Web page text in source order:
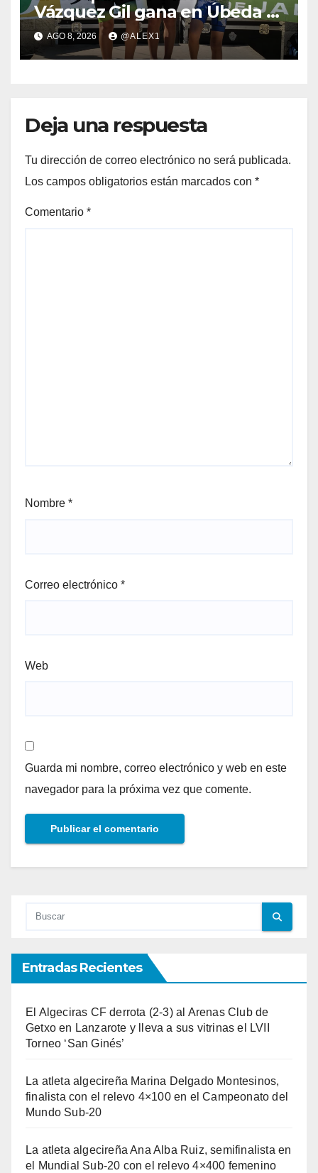
Vázquez Gil gana en Úbeda y
se proclama subcampeón de
Andalucía de acuatlón
AGO 8, 2026 @ALEX1
Deja una respuesta
Tu dirección de correo electrónico no será publicada.
Los campos obligatorios están marcados con *
Comentario *
Nombre *
Correo electrónico *
Web
Guarda mi nombre, correo electrónico y web en este
navegador para la próxima vez que comente.
Entradas Recientes
El Algeciras CF derrota (2-3) al Arenas Club de
Getxo en Lanzarote y lleva a sus vitrinas el LVII
Torneo ‘San Ginés’
La atleta algecireña Marina Delgado Montesinos,
finalista con el relevo 4×100 en el Campeonato del
Mundo Sub-20
La atleta algecireña Ana Alba Ruiz, semifinalista en
el Mundial Sub-20 con el relevo 4×400 femenino